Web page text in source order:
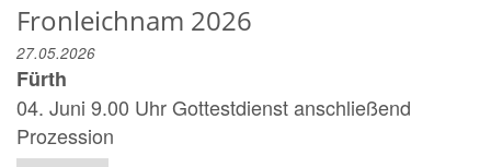
Fronleichnam 2026
27.05.2026
Fürth
04. Juni 9.00 Uhr Gottestdienst anschließend
Prozession